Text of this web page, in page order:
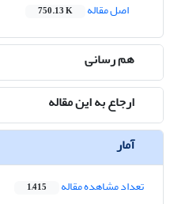
اصل مقاله
750.13 K
هم رسانی
ارجاع به این مقاله
آمار
تعداد مشاهده مقاله 1,415